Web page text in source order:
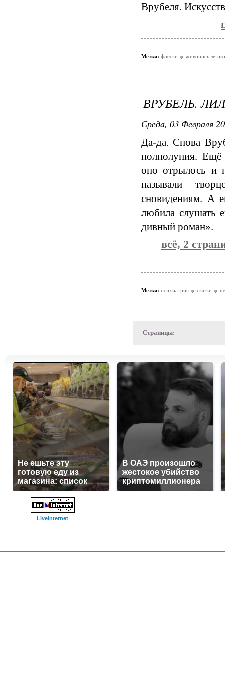
Врубеля.
Метки: фрески живопись
ВРУБЕЛЬ.
Среда, 03 Февраля
Да-да. Снова
полнолуния. Ещё
оно отрылось и
называли
сновидениям. А
любила слушать
дивный роман».
всё, 2
Метки: психиатрия сказки
Страницы:
Не ешьте эту
готовую еду из
магазина: список
В ОАЭ произошло
жестокое убийство
криптомиллионера
LiveInternet